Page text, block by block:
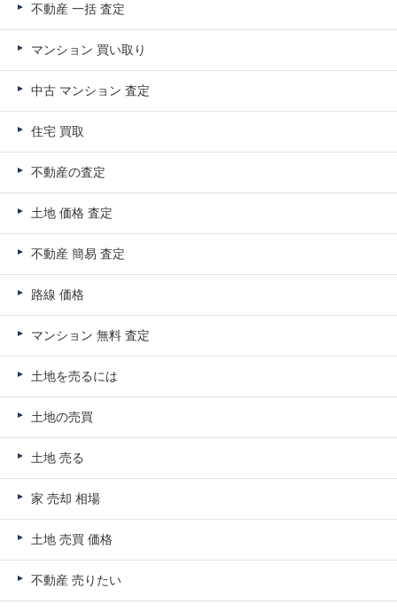
不動産 一括 査定
マンション 買い取り
中古 マンション 査定
住宅 買取
不動産の査定
土地 価格 査定
不動産 簡易 査定
路線 価格
マンション 無料 査定
土地を売るには
土地の売買
土地 売る
家 売却 相場
土地 売買 価格
不動産 売りたい